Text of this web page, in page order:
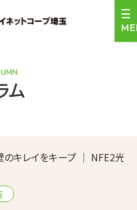
＼24時間受付中！／
ム
のキレイをキープ ｜ NFE2光